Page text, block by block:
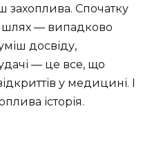
Спочатку
шлях — випадково
досвіду,
— це все, що
у медицині. І
історія.